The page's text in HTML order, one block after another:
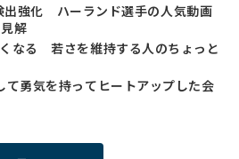
強化 ハーランド選手の人気動画
解
なる 若さを維持する人のちょっと
て勇気を持ってヒートアップした会